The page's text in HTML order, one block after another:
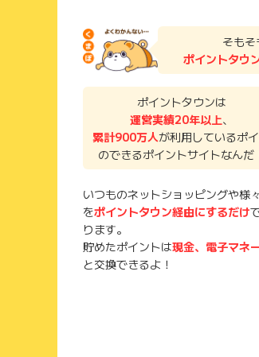
そもそ
ポイントタウ
ポイントタウンは
運営実績20年以上、
累計900万人が利用しているポ
のできるポイントサイトなんだ
いつものネットショッピングや様
をポイントタウン経由にするだけ
ります。
貯めたポイントは現金、電子マネ
と交換できるよ！